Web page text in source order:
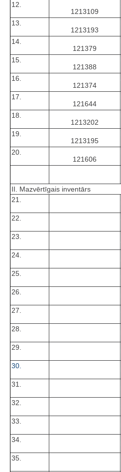
12.
1213109
13.
1213193
14.
121379
15.
121388
16.
121374
17.
121644
18.
1213202
19.
1213195
20.
121606
II. Mazvērtīgais inventārs
21.
22.
23.
24.
25.
26.
27.
28.
29.
30.
31.
32.
33.
34.
35.